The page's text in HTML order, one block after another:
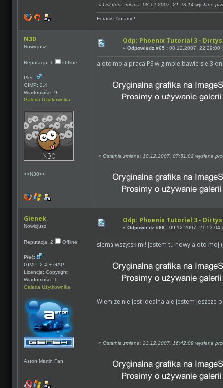
«Ostatnia zmiana: 08.12.2007, 21:23:14 wysłane
Ecrasez l'infame!
N30
Nowicjusz
Reputacja: 1 Offline
Płeć:
GIMP: 2.4
Wiadomości: 9
Galeria Użytkownika
>>N30<<
Odp: Phoenix Tutorial 3 -
«Odpowiedz #65 : 08.12.2007, 22:29:00
a oto moja praca PS w gimpie bawie sie 3
«Ostatnia zmiana: 10.12.2007, 07:51:02 wysłane
Gienek
Nowicjusz
Reputacja: 2 Offline
Płeć:
GIMP: 2.4 + GAP
Licencja: Copyright
Wiadomości: 1
Galeria Użytkownika
Aston Martin Fan
Odp: Phoenix Tutorial 3 -
«Odpowiedz #66 : 09.12.2007, 21:53:04
siema wszytskim!! jestem tu nowy a oto
Wiem ze nie jest idealna ale jestem jeszcze
«Ostatnia zmiana: 23.12.2007, 16:42:09 wysłane